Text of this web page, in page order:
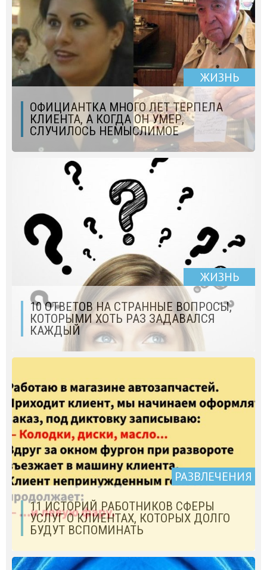
ЖИЗНЬ
ОФИЦИАНТКА МНОГО ЛЕТ ТЕРПЕЛА
КЛИЕНТА, А КОГДА ОН УМЕР,
СЛУЧИЛОСЬ НЕМЫСЛИМОЕ
ЖИЗНЬ
10 ОТВЕТОВ НА СТРАННЫЕ ВОПРОСЫ,
КОТОРЫМИ ХОТЬ РАЗ ЗАДАВАЛСЯ
КАЖДЫЙ
РАЗВЛЕЧЕНИЯ
11 ИСТОРИЙ РАБОТНИКОВ СФЕРЫ
УСЛУГ О КЛИЕНТАХ, КОТОРЫХ ДОЛГО
БУДУТ ВСПОМИНАТЬ